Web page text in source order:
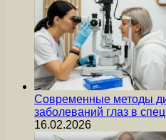
Современные методы
заболеваний глаз в
16.02.2026